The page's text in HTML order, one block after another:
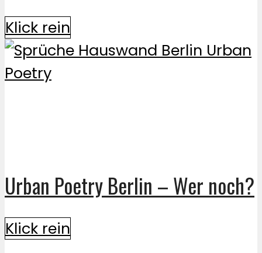
Klick rein
Urban Poetry Berlin – Wer noch?
Klick rein